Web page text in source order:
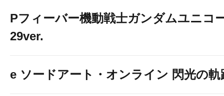
Pフィーバー機動戦士ガンダムユニコ
29ver.
e ソードアート・オンライン 閃光の軌